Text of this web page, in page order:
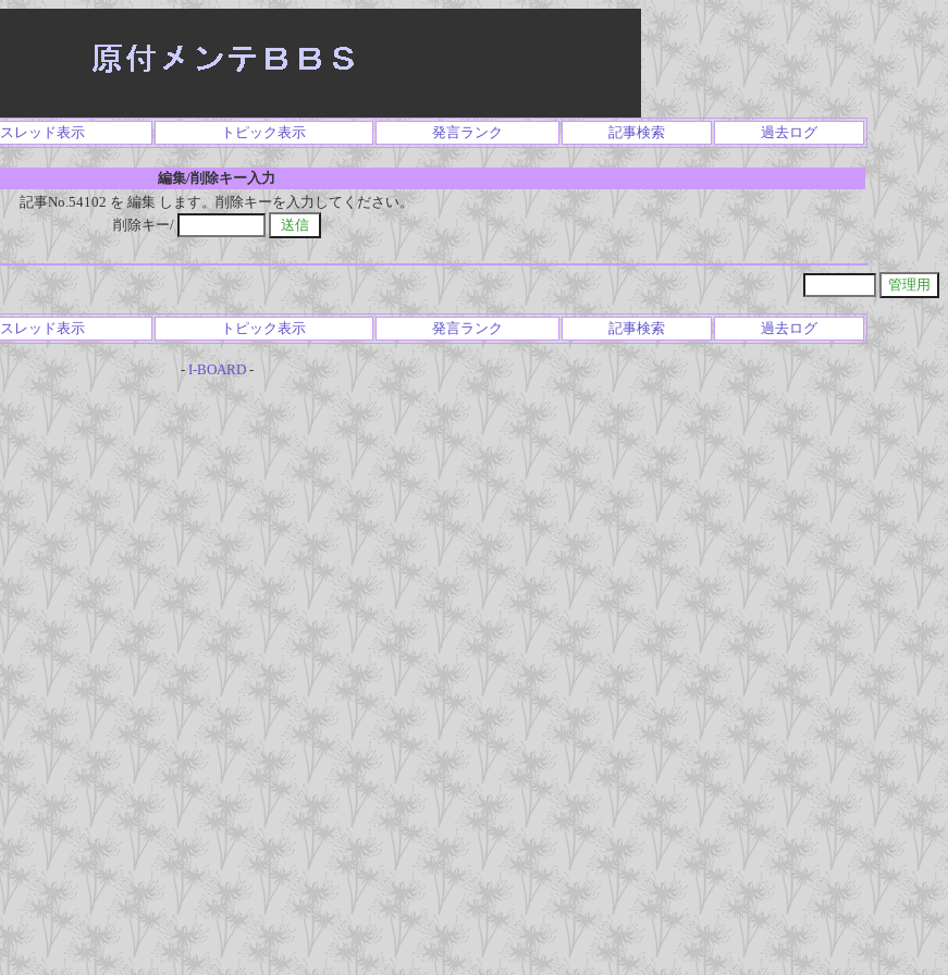
スレッド表示 トピック表示 発言ランク 記事検索 過去ログ
編集/削除キー入力
記事No.54102 を 編集 します。削除キーを入力してください。
削除キー/
スレッド表示 トピック表示 発言ランク 記事検索 過去ログ
- I-BOARD-